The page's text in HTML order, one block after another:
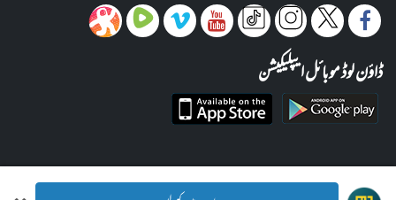
ڈاؤن لوڈ موبائل ایپلیکیشن